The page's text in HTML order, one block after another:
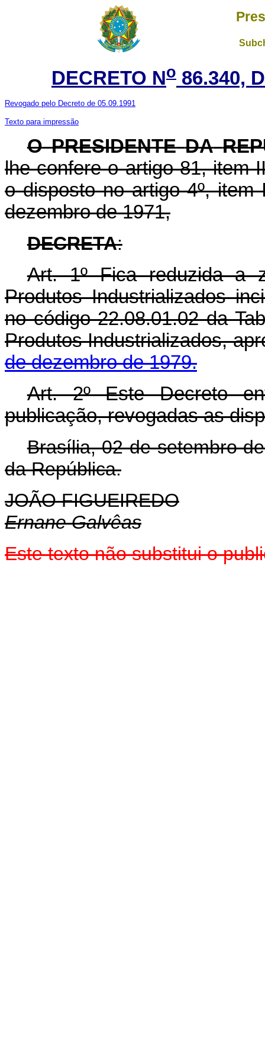
DECRETO No 86.340,
Revogado pelo Decreto de 05.09.1991
Texto para impressão
O PRESIDENTE DA
lhe confere o artigo 81, item
o disposto no artigo 4º,
dezembro de 1971,
DECRETA:
Art. 1º Fica reduzida a
Produtos Industrializados
no código 22.08.01.02 da
Produtos Industrializados,
de dezembro de 1979.
Art. 2º Este Decreto
publicação, revogadas as
Brasília, 02 de setembro
da República.
JOÃO FIGUEIREDO
Ernane Galvêas
Este texto não substitui o